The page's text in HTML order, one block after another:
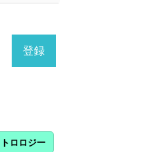
ロロジー